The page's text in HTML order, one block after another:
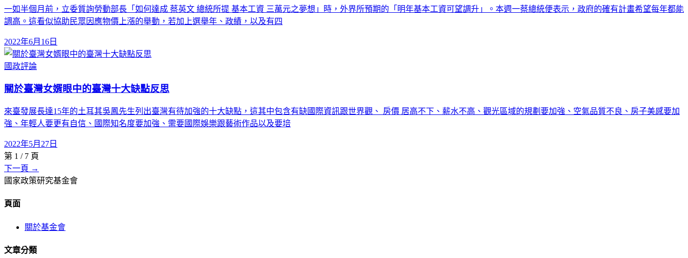
一如半個月前，立委質詢勞動部長「如何達成 蔡英文 總統所提 基本工資 三萬元之夢想」時，外界所預期的「明年基本工資可望調升」。本週一蔡總統便表示，政府的確有計畫希望每年都能
調高。這看似協助民眾因應物價上漲的舉動，若加上選舉年、政績，以及有四
2022年6月16日
國政評論
關於臺灣女婿眼中的臺灣十大缺點反思
來臺發展長達15年的土耳其吳鳳先生列出臺灣有待加強的十大缺點，這其中包含有缺國際資訊跟世界觀、 房價 居高不下、薪水不高、觀光區域的規劃要加強、空氣品質不良、房子美感要加
強、年輕人要更有自信、國際知名度要加強、需要國際娛樂跟藝術作品以及要培
2022年5月27日
第 1 / 7 頁
下一頁 →
國家政策研究基金會
頁面
關於基金會
文章分類